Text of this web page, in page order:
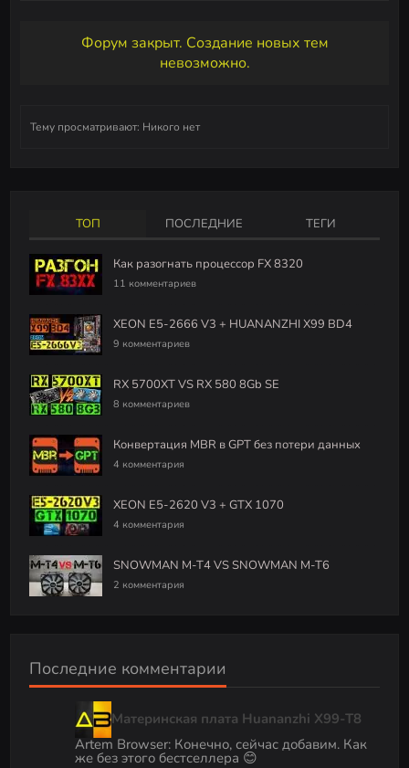
Форум закрыт. Создание новых тем
невозможно.
Тему просматривают: Никого нет
ТОП ПОСЛЕДНИЕ ТЕГИ
Как разогнать процессор FX 8320
11 комментариев
XEON E5-2666 V3 + HUANANZHI X99 BD4
9 комментариев
RX 5700XT VS RX 580 8Gb SE
8 комментариев
Конвертация MBR в GPT без потери данных
4 комментария
XEON E5-2620 V3 + GTX 1070
4 комментария
SNOWMAN M-T4 VS SNOWMAN M-T6
2 комментария
Последние комментарии
Материнская плата Huananzhi X99-T8
Artem Browser: Конечно, сейчас добавим. Как
же без этого бестселлера 😊